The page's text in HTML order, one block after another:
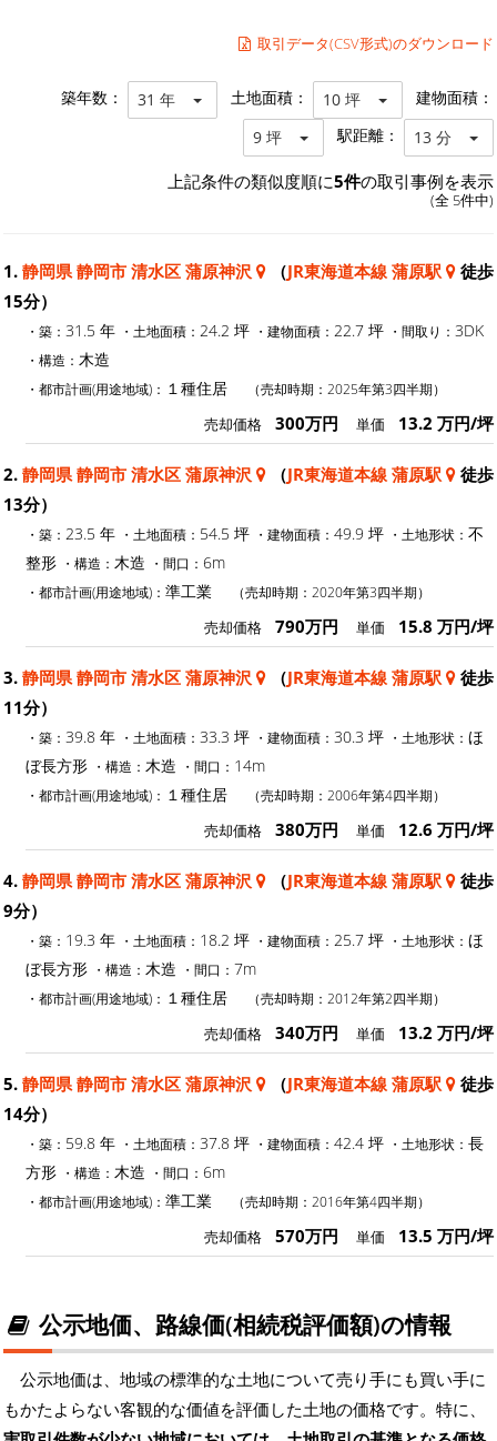
取引データ(CSV形式)のダウンロード
築年数： 31 年 土地面積： 10 坪 建物面積：
9 坪 駅距離： 13 分
上記条件の類似度順に5件の取引事例を表示
(全 5件中)
1. 静岡県 静岡市 清水区 蒲原神沢 （JR東海道本線 蒲原駅
徒歩
15分）
・築： 31.5 年 ・土地面積： 24.2 坪 ・建物面積： 22.7 坪 ・間取り： 3DK
・構造： 木造
・都市計画(用途地域)： １種住居 （売却時期：2025年第3四半期）
売却価格 300万円 単価 13.2 万円/坪
2. 静岡県 静岡市 清水区 蒲原神沢 （JR東海道本線 蒲原駅
徒歩
13分）
・築： 23.5 年 ・土地面積： 54.5 坪 ・建物面積： 49.9 坪 ・土地形状： 不
整形 ・構造： 木造 ・間口： 6m
・都市計画(用途地域)： 準工業 （売却時期：2020年第3四半期）
売却価格 790万円 単価 15.8 万円/坪
3. 静岡県 静岡市 清水区 蒲原神沢 （JR東海道本線 蒲原駅
徒歩
11分）
・築： 39.8 年 ・土地面積： 33.3 坪 ・建物面積： 30.3 坪 ・土地形状： ほ
ぼ長方形 ・構造： 木造 ・間口： 14m
・都市計画(用途地域)： １種住居 （売却時期：2006年第4四半期）
売却価格 380万円 単価 12.6 万円/坪
4. 静岡県 静岡市 清水区 蒲原神沢 （JR東海道本線 蒲原駅
徒歩
9分）
・築： 19.3 年 ・土地面積： 18.2 坪 ・建物面積： 25.7 坪 ・土地形状： ほ
ぼ長方形 ・構造： 木造 ・間口： 7m
・都市計画(用途地域)： １種住居 （売却時期：2012年第2四半期）
売却価格 340万円 単価 13.2 万円/坪
5. 静岡県 静岡市 清水区 蒲原神沢 （JR東海道本線 蒲原駅
徒歩
14分）
・築： 59.8 年 ・土地面積： 37.8 坪 ・建物面積： 42.4 坪 ・土地形状： 長
方形 ・構造： 木造 ・間口： 6m
・都市計画(用途地域)： 準工業 （売却時期：2016年第4四半期）
売却価格 570万円 単価 13.5 万円/坪
公示地価、路線価(相続税評価額)の情報
公示地価は、地域の標準的な土地について売り手にも買い手に
もかたよらない客観的な価値を評価した土地の価格です。特に、